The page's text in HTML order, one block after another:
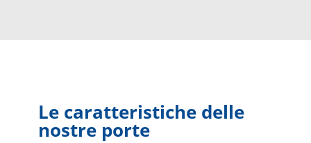
Le caratteristiche delle
nostre porte